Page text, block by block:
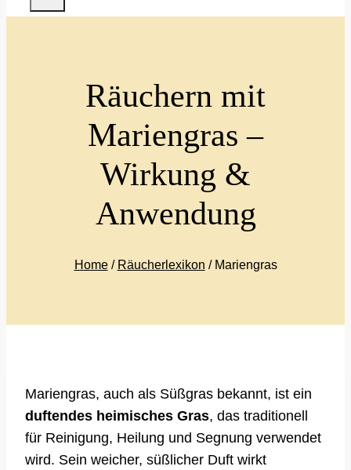
Räuchern mit
Mariengras –
Wirkung &
Anwendung
Home/ Räucherlexikon / Mariengras
Mariengras, auch als Süßgras bekannt, ist ein
duftendes heimisches Gras, das traditionell
für Reinigung, Heilung und Segnung verwendet
wird. Sein weicher, süßlicher Duft wirkt